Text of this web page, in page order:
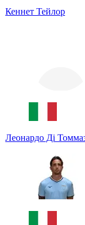
Кеннет Тейлор
Леонардо Ді